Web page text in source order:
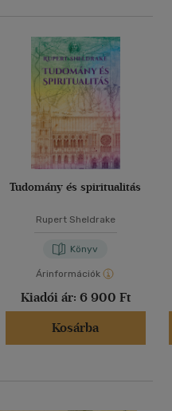
Tudomány és spiritualitás
Rupert Sheldrake
Könyv
Árinformációk
Kiadói ár: 6 900 Ft
Kosárba